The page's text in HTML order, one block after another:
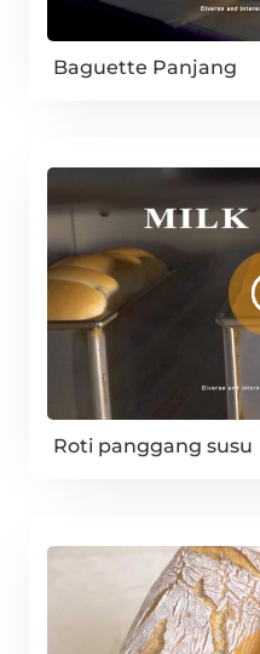
Baguette Panjang
Roti panggang susu